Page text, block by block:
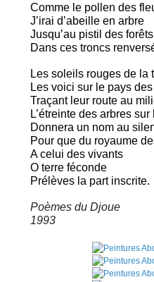
Comme le pollen des
J’irai d’abeille en arbre
Jusqu’au pistil des forêts
Dans ces troncs
Les soleils rouges de la
Les voici sur le pays
Traçant leur route au
L’étreinte des arbres
Donnera un nom au
Pour que du royaume
A celui des vivants
O terre féconde
Prélèves la part inscrite.
Poèmes du Djoue
1993